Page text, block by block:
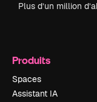
Plus d’un million
Produits
Spaces
Assistant IA